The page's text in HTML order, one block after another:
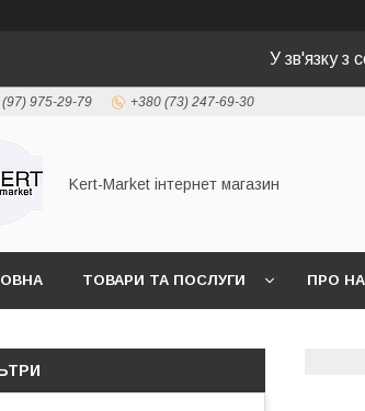
У зв'язку з
975-29-79 +380 (73) 247-69-30
Kert-Market інтернет магазин
ТОВАРИ ТА ПОСЛУГИ ПРО